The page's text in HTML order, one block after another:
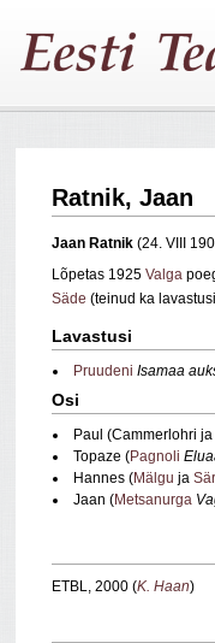
Ratnik, Jaan
Jaan Ratnik (24. VIII
Lõpetas 1925 Valga
Säde (teinud ka
Lavastusi
Pruudeni Isamaa
Osi
Paul (Cammerlohri
Topaze (Pagnoli
Hannes (Mälgu ja
Jaan (Metsanurga
ETBL, 2000 (K. Haan)